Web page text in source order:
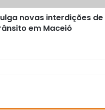
novas interdições de
em Maceió